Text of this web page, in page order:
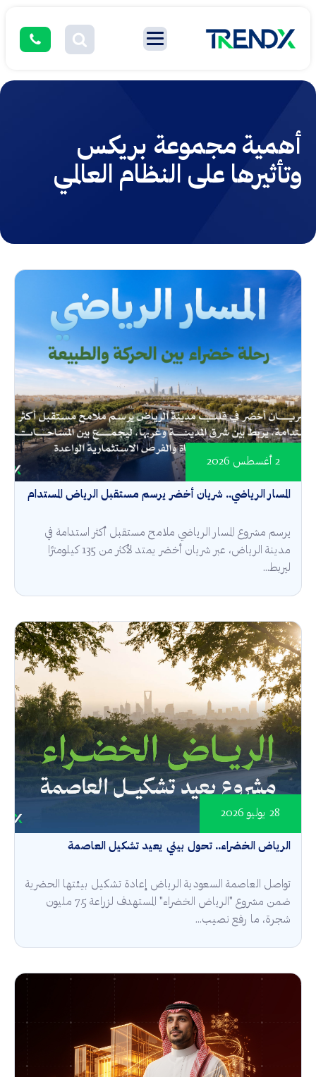
أهمية مجموعة بريكس
وتأثيرها على النظام العالمي
المسار الرياضي.. شريان أخضر يرسم مستقبل الرياض المستدام
2 أغسطس 2026
يرسم مشروع المسار الرياضي ملامح مستقبل أكثر استدامة في
مدينة الرياض، عبر شريان أخضر يمتد لأكثر من 135 كيلومترًا
ليربط...
الرياض الخضراء.. تحول بيئي يعيد تشكيل العاصمة
28 يوليو 2026
تواصل العاصمة السعودية الرياض إعادة تشكيل بيئتها الحضرية
ضمن مشروع "الرياض الخضراء" المستهدف لزراعة 7.5 مليون
شجرة، ما رفع نصيب...